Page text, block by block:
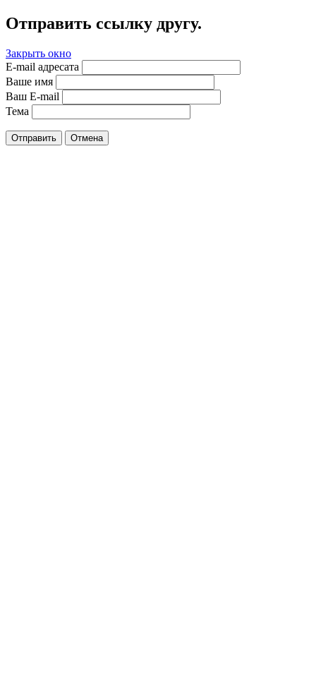
Отправить ссылку другу.
Закрыть окно
E-mail адресата
Ваше имя
Ваш E-mail
Тема
Отправить Отмена